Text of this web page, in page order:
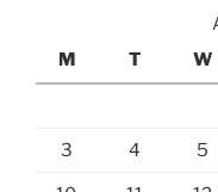
M
T W
3 4 5